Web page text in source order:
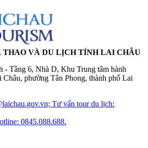
THAO VÀ DU LỊCH TỈNH LAI CHÂU
- Tầng 6, Nhà D, Khu Trung tâm hành
phường Tân Phong, thành phố Lai
Tư vấn tour du lịch:
0845.088.688.